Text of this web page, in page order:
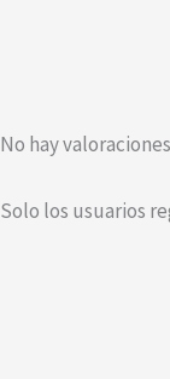
No hay
Solo los usuarios